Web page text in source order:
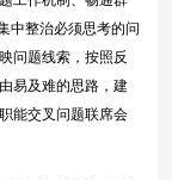
中整治必须思考的问
问题线索，按照反
易及难的思路，建
能交叉问题联席会